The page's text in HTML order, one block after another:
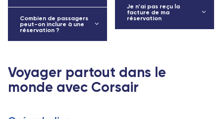
Combien de passagers
peut-on inclure à une
réservation ?
Je n'ai pas reçu la
facture de ma
réservation
Voyager partout dans le
monde avec Corsair